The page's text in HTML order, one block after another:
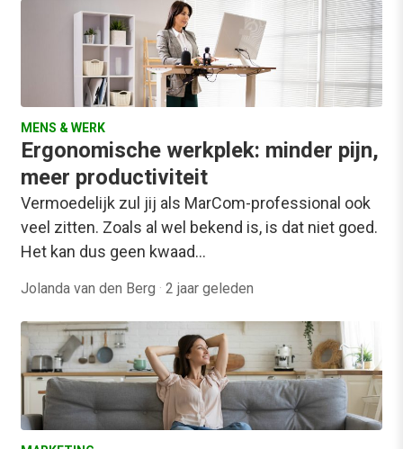
MENS & WERK
Ergonomische werkplek: minder pijn,
meer productiviteit
Vermoedelijk zul jij als MarCom-professional ook
veel zitten. Zoals al wel bekend is, is dat niet goed.
Het kan dus geen kwaad…
Jolanda van den Berg · 2 jaar geleden